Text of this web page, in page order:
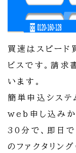
買速はスピード
ビスです。請求
います。
簡単申込システ
web申し込みか
30分で、即日で
のファクタリン